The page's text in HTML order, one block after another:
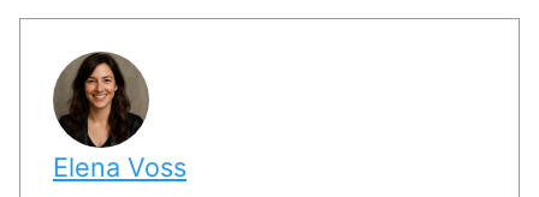
Elena Voss